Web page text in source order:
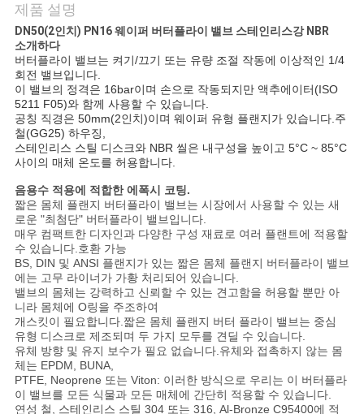
소
식
인
용
문
을
요
구
하
세
요
제품 설명
DN50(2인치) PN16 웨이퍼 버터플라이 밸브 스테인리스강 NBR
소개하다
버터플라이 밸브는 켜기/끄기 또는 유량 조절 작동에 이상적인 1/4
회전 밸브입니다.
이 밸브의 정격은 16bar이며 손으로 작동되지만 액추에이터(ISO
5211 F05)와 함께 사용할 수 있습니다.
공칭 직경은 50mm(2인치)이며 웨이퍼 유형 플랜지가 있습니다.주
철(GG25) 하우징,
스테인리스 스틸 디스크와 NBR 씰은 내구성을 높이고 5°C ~ 85°C
사이의 매체 온도를 허용합니다.
음용수 적용에 적합한 에폭시 코팅.
짧은 몸체 플랜지 버터플라이 밸브는 시장에서 사용할 수 있는 새
로운 "최첨단" 버터플라이 밸브입니다.
매우 컴팩트한 디자인과 다양한 구성 재료로 여러 플랜트에 적용할
수 있습니다.호환 가능
BS, DIN 및 ANSI 플랜지가 있는 짧은 몸체 플랜지 버터플라이 밸브
에는 고무 라이너가 가황 처리되어 있습니다.
밸브의 몸체는 강력하고 신뢰할 수 있는 견고함을 허용할 뿐만 아
니라 몸체에 O링을 주조하여
개스킷이 필요합니다.짧은 몸체 플랜지 버터 플라이 밸브는 중심
유형 디스크로 제조되며 두 가지 모두를 견딜 수 있습니다.
유체 방향 및 유지 보수가 필요 없습니다.유체와 접촉하지 않는 몸
체는 EPDM, BUNA,
PTFE, Neoprene 또는 Viton: 이러한 방식으로 우리는 이 버터플라
이 밸브를 모든 식물과 모든 매체에 간단히 적용할 수 있습니다.
연성 철, 스테인리스 스틸 304 또는 316, Al-Bronze C95400에 적